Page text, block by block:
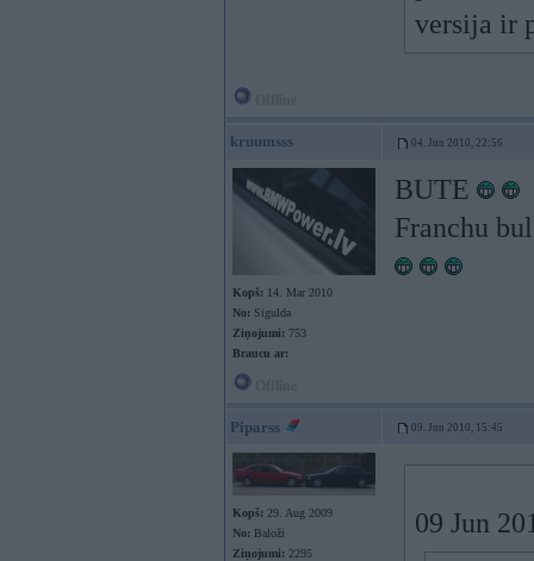
versija ir
kruumsss 04. Jun 2010, 22:56
Kopš: 14. Mar 2010
No: Sigulda
Ziņojumi: 753
Braucu ar:
BUTE
Franchu
Piparss 09. Jun 2010, 15:45
Kopš: 29. Aug 2009
No: Baloži
Ziņojumi: 2295
09 Jun